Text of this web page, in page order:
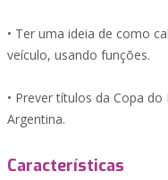
• Ter uma ideia de como
veículo, usando funções.
• Prever títulos da Copa
Argentina.
Características